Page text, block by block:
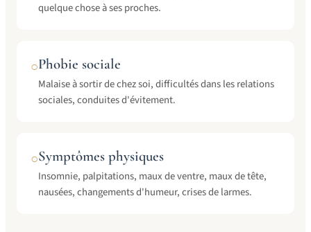
quelque chose à ses proches.
○Phobie sociale
Malaise à sortir de chez soi, difficultés dans les relations
sociales, conduites d'évitement.
○Symptômes physiques
Insomnie, palpitations, maux de ventre, maux de tête,
nausées, changements d'humeur, crises de larmes.